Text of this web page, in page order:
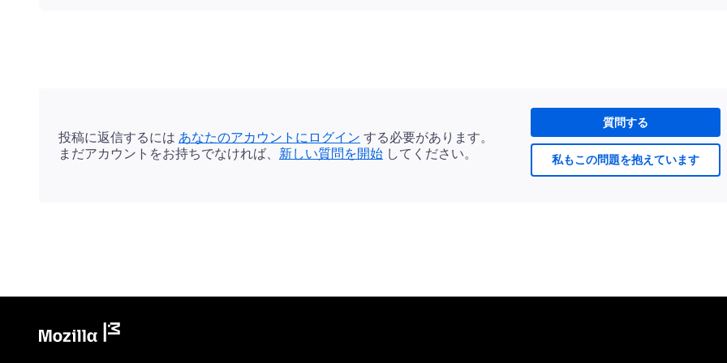
質問する
私もこの問題を抱えています
投稿に返信するには あなたのアカウントにログイン する必要があります。
まだアカウントをお持ちでなければ、 新しい質問を開始 してください。